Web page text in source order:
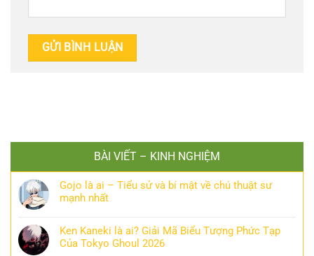
BÀI VIẾT – KINH NGHIỆM
Gojo là ai – Tiểu sử và bí mật về chú thuật sư
mạnh nhất
Ken Kaneki là ai? Giải Mã Biểu Tượng Phức Tạp
Của Tokyo Ghoul 2026